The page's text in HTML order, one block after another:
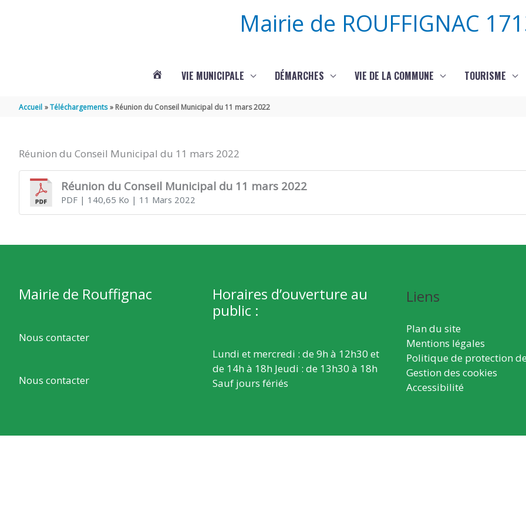
Mairie de ROUFFIGNAC
ROUFFIGNAC
VIE MUNICIPALE DÉMARCHES VIE DE LA COMMUNE TOURISME
Accueil Téléchargements Réunion du Conseil Municipal du 11 mars 2022
Réunion du Conseil Municipal du 11 mars 2022
Réunion du Conseil Municipal du 11 mars 2022
PDF| 140,65 Ko | 11 Mars 2022
Mairie de Rouffignac
Nous contacter
Nous contacter
Horaires d’ouverture au
public :
Lundi et mercredi : de 9h à 12h30 et
de 14h à 18h Jeudi : de 13h30 à 18h
Sauf jours fériés
Liens
Plan du site
Mentions légales
Politique de protection
Gestion des cookies
Accessibilité